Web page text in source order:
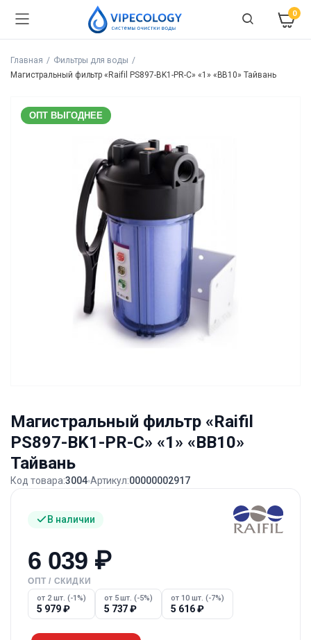
0
Главная
Фильтры для воды
Магистральный фильтр «Raifil PS897-BK1-PR-С» «1» «BB10» Тайвань
ОПТ ВЫГОДНЕЕ
Магистральный фильтр «Raifil
PS897-BK1-PR-С» «1» «BB10»
Тайвань
Код товара:3004 Артикул:00000002917
В наличии
6 039 ₽
ОПТ / СКИДКИ
от 2 шт. (-1%)
5 979₽
от 5 шт. (-5%)
5 737₽
от 10 шт. (-7%)
5 616₽